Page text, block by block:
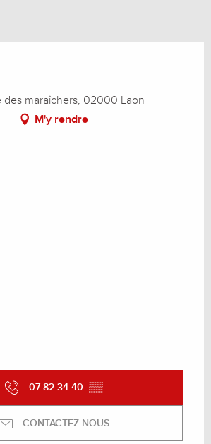
des maraîchers, 02000 Laon
M'y rendre
07 82 34 40 ▒▒
CONTACTEZ-NOUS